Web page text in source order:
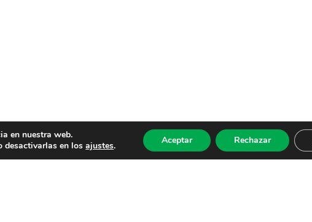
en nuestra web.
desactivarlas en losajustes. Aceptar Rechazar